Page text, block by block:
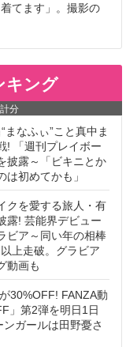
てます」。撮影の
キング
分
まなふぃ”こと真中ま
! 「週刊プレイボー
披露～「ビキニとか
初めてかも」
クを愛する旅人・有
露! 芸能界デビュー
ビア～同い年の相棒
上走破。グラビア
動画も
30%OFF! FANZA動
」第2弾を明日1日
ガールは田野憂さ